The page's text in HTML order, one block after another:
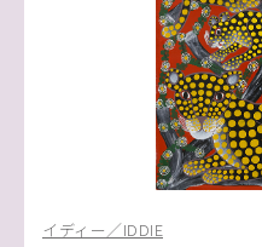
イディー／IDDIE